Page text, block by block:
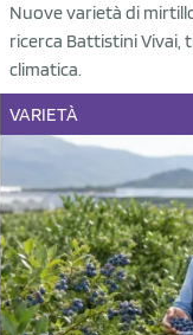
Nuove varietà di
ricerca Battistini Vivai,
climatica.
VARIETÀ